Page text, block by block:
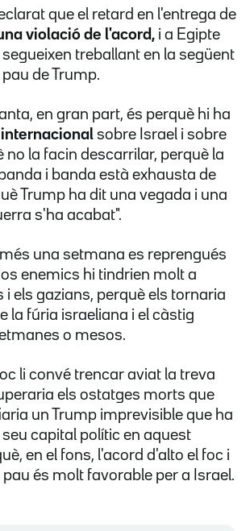
que el retard en l'entrega de
violació de l'acord, i a Egipte
treballant en la següent
de Trump.
en gran part, és perquè hi ha
sobre Israel i sobre
no la facin descarrilar, perquè la
i banda està exhausta de
Trump ha dit una vegada i una
s'ha acabat".
una setmana es reprengués
enemics hi tindrien molt a
i els gazians, perquè els tornaria
la fúria israeliana i el càstig
o mesos.
li convé trencar aviat la treva
els ostatges morts que
un Trump imprevisible que ha
capital polític en aquest
en el fons, l'acord d'alto el foc i
és molt favorable per a Israel.